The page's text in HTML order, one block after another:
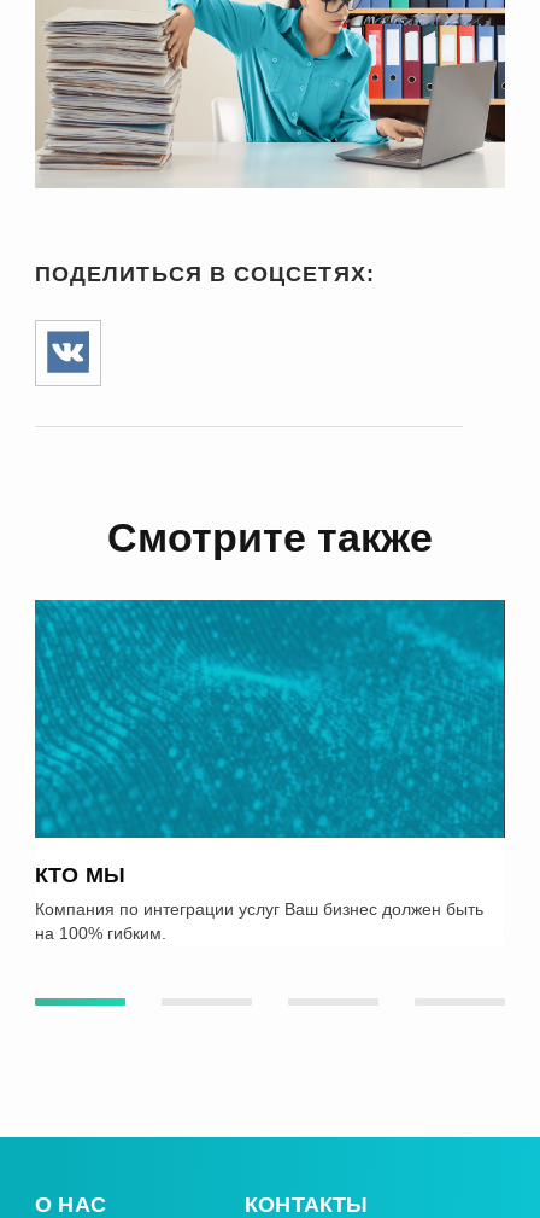
ПОДЕЛИТЬСЯ В СОЦСЕТЯХ:
Смотрите также
КТО МЫ
Компания по интеграции услуг Ваш бизнес должен быть
на 100% гибким.
О НАС КОНТАКТЫ